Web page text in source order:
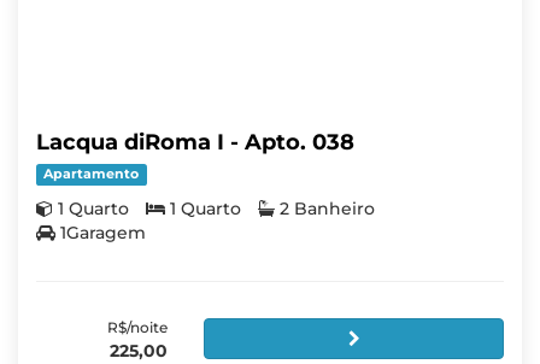
Lacqua diRoma I - Apto. 038
Apartamento
1 Quarto 1 Quarto
2 Banheiro
1Garagem
R$/noite
225,00